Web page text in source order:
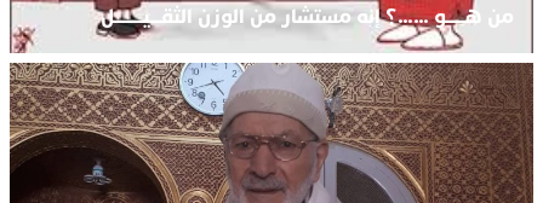
من هـــــو ……؟ إنه مستشار من الوزن الثقـــيــــــــل